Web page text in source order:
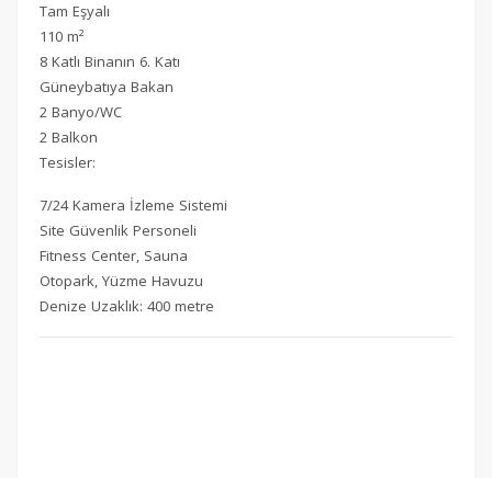
Tam Eşyalı
110 m²
8 Katlı Binanın 6. Katı
Güneybatıya Bakan
2 Banyo/WC
2 Balkon
Tesisler:
7/24 Kamera İzleme Sistemi
Site Güvenlik Personeli
Fitness Center, Sauna
Otopark, Yüzme Havuzu
Denize Uzaklık: 400 metre